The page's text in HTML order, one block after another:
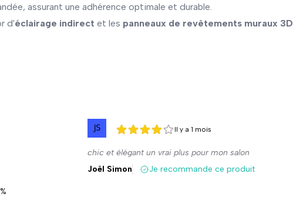
assurant une adhérence optimale et durable.
d'éclairage indirect et les panneaux de revêtements muraux 3D
4 sur 5
4 sur 5
Il y a 1 mois
chic et élégant un vrai plus pour mon salon
Joël Simon
Je recommande ce produit